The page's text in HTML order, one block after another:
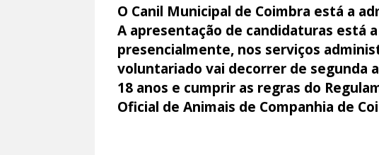
O Canil Municipal de Coimbra está a
A apresentação de candidaturas está
presencialmente, nos serviços
voluntariado vai decorrer de segunda
18 anos e cumprir as regras do
Oficial de Animais de Companhia de